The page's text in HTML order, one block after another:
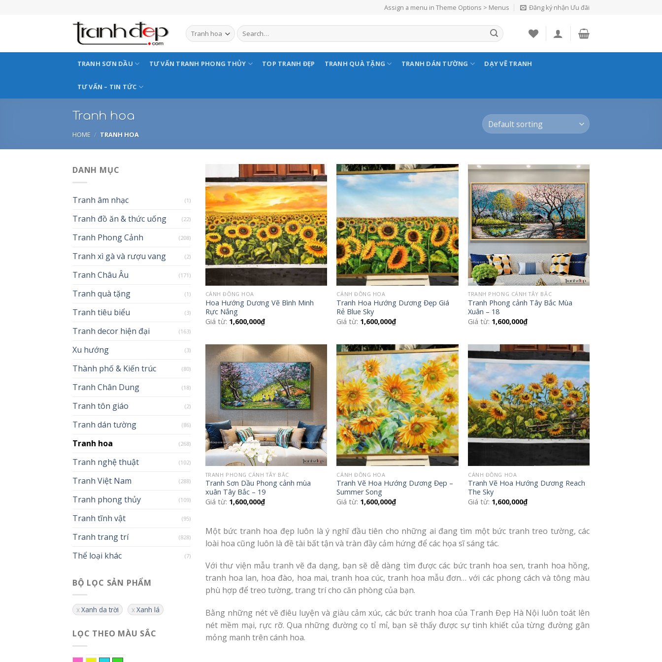
Assign a menu in Theme Options > Menus Đăng ký nhận Ưu đãi
TRANH SƠN DẦU TƯ VẤN TRANH PHONG THỦY TOP TRANH ĐẸP TRANH QUÀ TẶNG TRANH DÁN TƯỜNG DẠY VẼ TRANH
TƯ VẤN – TIN TỨC
Tranh hoa
HOME / TRANH HOA
DANH MỤC
Tranh âm nhạc (1)
Tranh đồ ăn & thức uống (22)
Tranh Phong Cảnh (208)
Tranh xì gà và rượu vang (2)
Tranh Châu Âu (171)
Tranh quà tặng (1)
Tranh tiêu biểu (3)
Tranh decor hiện đại (163)
Xu hướng (3)
Thành phố & Kiến trúc (80)
Tranh Chân Dung (18)
Tranh tôn giáo (2)
Tranh dán tường (86)
Tranh hoa (268)
Tranh nghệ thuật (102)
Tranh Việt Nam (288)
Tranh phong thủy (109)
Tranh tĩnh vật (95)
Tranh trang trí (828)
Thể loại khác (7)
BỘ LỌC SẢN PHẨM
Xanh da trời Xanh lá
LỌC THEO MÀU SẮC
Add to
Wishlist
CÁNH ĐỒNG HOA
Hoa Hướng Dương Vẽ Bình Minh
Rực Nắng
Giá từ: 1,600,000₫
Wishlist
CÁNH ĐỒNG HOA
Tranh Hoa Hướng Dương Đẹp Giá
Rẻ Blue Sky
Giá từ: 1,600,000₫
Add to
Wishlist
TRANH PHONG CẢNH TÂY BẮC
Tranh Phong cảnh Tây Bắc Mùa
Xuân – 18
Giá từ: 1,600,000₫
Add to
Wishlist
TRANH PHONG CẢNH TÂY BẮC
Tranh Sơn Dầu Phong cảnh mùa
xuân Tây Bắc – 19
Giá từ: 1,600,000₫
Add to
Wishlist
CÁNH ĐỒNG HOA
Tranh Vẽ Hoa Hướng Dương Đẹp –
Summer Song
Giá từ: 1,600,000₫
Add to
Wishlist
CÁNH ĐỒNG HOA
Tranh Vẽ Hoa Hướng Dương Reach
The Sky
Giá từ: 1,600,000₫
Một bức tranh hoa đẹp luôn là ý nghĩ đầu tiên cho những ai đang tìm một bức tranh treo tường, các
loài hoa cũng luôn là đề tài bất tận và tràn đầy cảm hứng để các họa sĩ sáng tác.
Với thư viện mẫu tranh vẽ đa dạng, bạn sẽ dễ dàng tìm được các bức tranh hoa sen, tranh hoa hồng,
tranh hoa lan, hoa đào, hoa mai, tranh hoa cúc, tranh hoa mẫu đơn… với các phong cách và tông màu
phù hợp để treo tường, trang trí cho căn phòng của bạn.
Bằng những nét vẽ điêu luyện và giàu cảm xúc, các bức tranh hoa của Tranh Đẹp Hà Nội luôn toát lên
nét mềm mại, rực rỡ. Qua những đường cọ tỉ mỉ, bạn sẽ thấy được sự tinh khiết của từng đường gân
mỏng manh trên cánh hoa.